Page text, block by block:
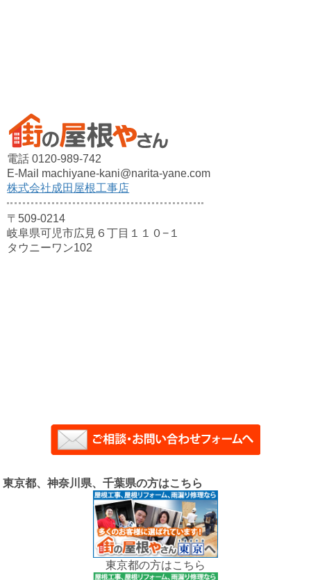
電話 0120-989-742
E-Mail machiyane-kani@narita-yane.com
株式会社成田屋根工事店
〒509-0214
岐阜県可児市広見６丁目１１０−１
タウニーワン102
東京都、神奈川県、千葉県の方はこちら
東京都の方はこちら